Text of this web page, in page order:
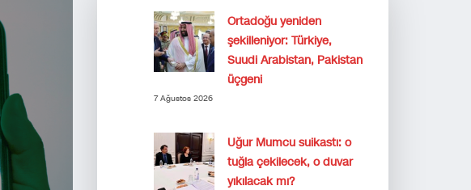
Ortadoğu yeniden
şekilleniyor: Türkiye,
Suudi Arabistan, Pakistan
üçgeni
7 Ağustos 2026
Uğur Mumcu suikastı: o
tuğla çekilecek, o duvar
yıkılacak mı?